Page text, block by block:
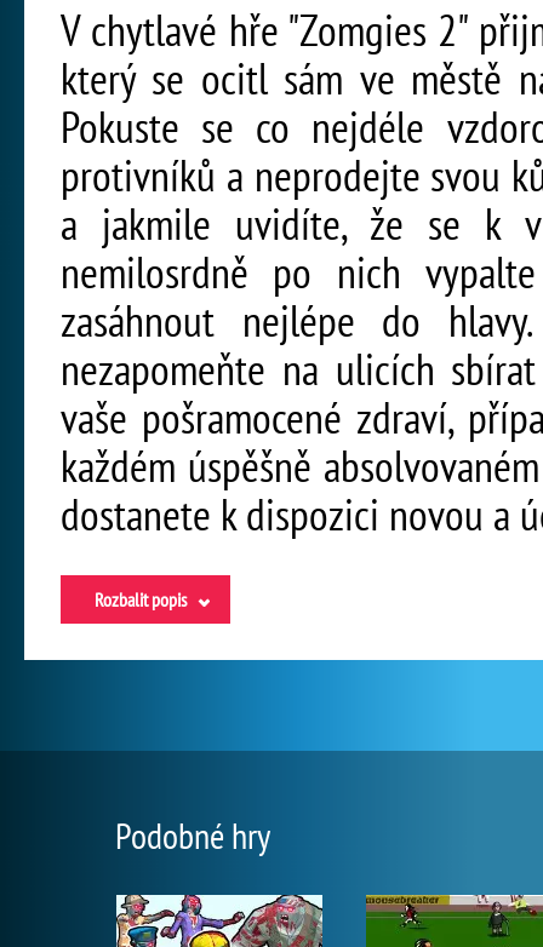
V chytlavé hře "Zomgies 2"
který se ocitl sám ve městě
Pokuste se co nejdéle
protivníků a neprodejte svou
a jakmile uvidíte, že se k
nemilosrdně po nich
zasáhnout nejlépe do
nezapomeňte na ulicích
vaše pošramocené zdraví,
každém úspěšně
dostanete k dispozici novou a
Rozbalit popis
Podobné hry